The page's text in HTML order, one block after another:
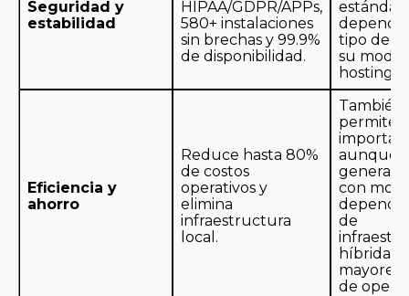
Seguridad y
estabilidad
HIPAA/GDPR/APPs,
580+ instalaciones
sin brechas y 99.9%
de disponibilidad.
tipo de
su
hosting.
Eficiencia y
ahorro
Reduce hasta 80%
de costos
operativos y
elimina
infraestructura
local.
También
aunque
con
de
híbrida o
mayores
de